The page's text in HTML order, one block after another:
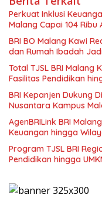
Perkuat Inklusi
Malang Capai 104 Ribu
BRI BO Malang Kawi
dan Rumah Ibadah
Total TJSL BRI Malang
Fasilitas Pendidikan
BRI Kepanjen Dukung
Nusantara Kampus
AgenBRILink BRI
Keuangan hingga
Program TJSL BRI
Pendidikan hingga